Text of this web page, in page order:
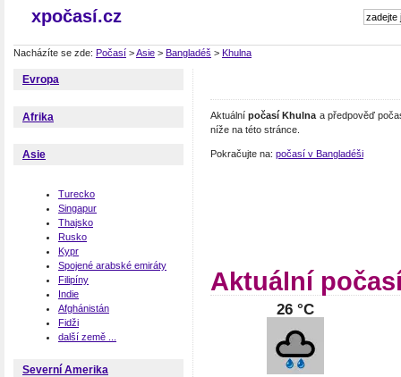
xpočasí.cz
Nacházíte se zde: Počasí >Asie > Bangladéš > Khulna
Evropa
Afrika
Asie
Turecko
Singapur
Thajsko
Rusko
Kypr
Spojené arabské emiráty
Filipíny
Indie
Afghánistán
Fidži
další země ...
Severní Amerika
Aktuálnípočasí Khulna a předpověď
níže na této stránce.
Pokračujte na: počasí v Bangladéši
Aktuální
26 °C